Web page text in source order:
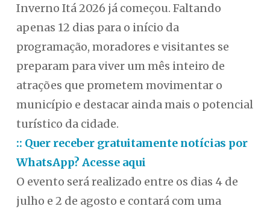
Inverno Itá 2026 já começou. Faltando
apenas 12 dias para o início da
programação, moradores e visitantes se
preparam para viver um mês inteiro de
atrações que prometem movimentar o
município e destacar ainda mais o potencial
turístico da cidade.
:: Quer receber gratuitamente notícias por
WhatsApp? Acesse aqui
O evento será realizado entre os dias 4 de
julho e 2 de agosto e contará com uma